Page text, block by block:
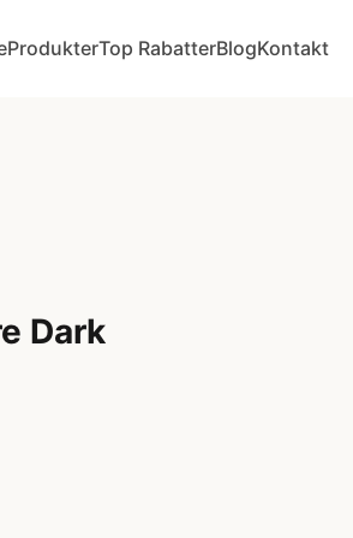
ProdukterTop RabatterBlogKontakt
Dark